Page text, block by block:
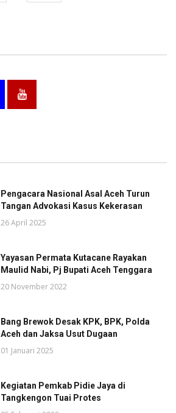
Pengacara Nasional Asal Aceh Turun
Tangan Advokasi Kasus Kekerasan
26 April 2025
Yayasan Permata Kutacane Rayakan
Maulid Nabi, Pj Bupati Aceh Tenggara
20 November 2022
Bang Brewok Desak KPK, BPK, Polda
Aceh dan Jaksa Usut Dugaan
01 Januari 2025
Kegiatan Pemkab Pidie Jaya di
Tangkengon Tuai Protes